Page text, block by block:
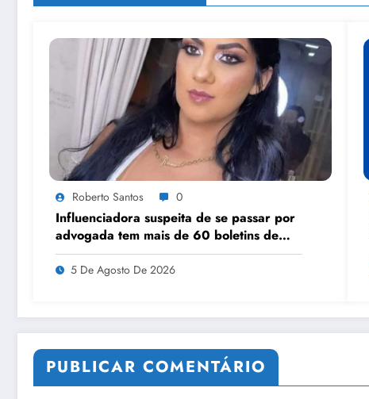
Roberto Santos 0
Influenciadora suspeita de se passar por
advogada tem mais de 60 boletins de
ocorrência por estelionato, injúria e
difamação em MT, diz delegado
5 De Agosto De 2026
PUBLICAR COMENTÁRIO